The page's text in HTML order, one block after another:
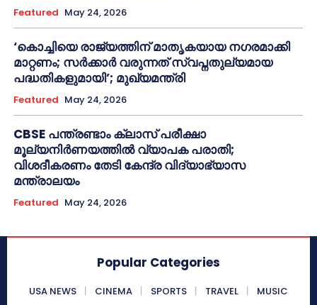
Featured May 24, 2026
‘കൊച്ചിയെ രാജ്യത്തിന് മാതൃകയായ നഗരമാക്കി
മാറ്റണം; സർക്കാർ വരുന്നത് സ്വപ്നതുല്യമായ
പദ്ധതികളുമായി’; മുഖ്യമന്ത്രി
Featured May 24, 2026
CBSE പന്ത്രണ്ടാം ക്ലാസ് പരീക്ഷാ
മൂല്യനിർണയത്തിൽ വ്യാപക പരാതി;
വിശദീകരണം തേടി കേന്ദ്ര വിദ്യാഭ്യാസ
മന്ത്രാലയം
Featured May 24, 2026
Popular Categories
USA NEWS CINEMA SPORTS TRAVEL
MUSIC